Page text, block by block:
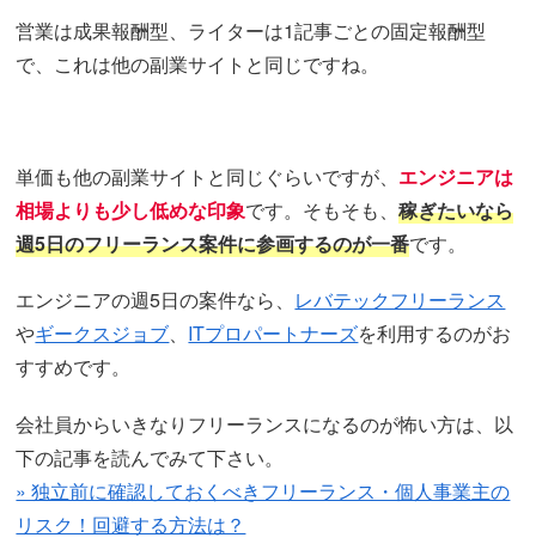
営業は成果報酬型、ライターは1記事ごとの固定報酬型
で、これは他の副業サイトと同じですね。
単価も他の副業サイトと同じぐらいですが、 エンジニアは
相場よりも少し低めな印象です。そもそも、稼ぎたいなら
週5日のフリーランス案件に参画するのが一番です。
エンジニアの週5日の案件なら、 レバテックフリーランス
やギークスジョブ、 ITプロパートナーズを利用するのがお
すすめです。
会社員からいきなりフリーランスになるのが怖い方は、以
下の記事を読んでみて下さい。
» 独立前に確認しておくべきフリーランス・個人事業主の
リスク！回避する方法は？